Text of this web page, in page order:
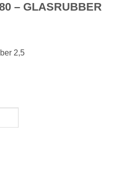
– GLASRUBBER
2,5
2,5 aantal